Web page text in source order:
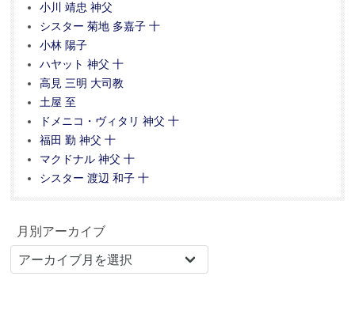
小川 靖忠 神父
シスター 菊地 多嘉子 十
小林 陽子
ハヤット 神父 十
高見 三明 大司教
土屋 至
ドメニコ・ヴィタリ 神父 十
福田 勤 神父 十
マクドナル 神父 十
シスター 渡辺 和子 十
月別アーカイブ